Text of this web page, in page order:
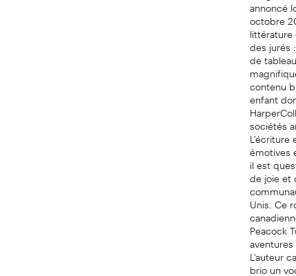
octobre
littérature
des jurés
de
contenu
enfant
sociétés
L'écriture
émotives
il est
de joie et
Unis. Ce
Peacock
L'auteur
brio un